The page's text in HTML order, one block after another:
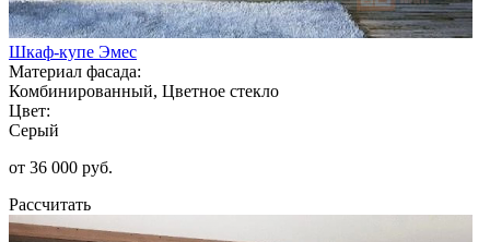
Шкаф-купе Эмес
Материал фасада:
Комбинированный, Цветное стекло
Цвет:
Серый
от 36 000 руб.
Рассчитать